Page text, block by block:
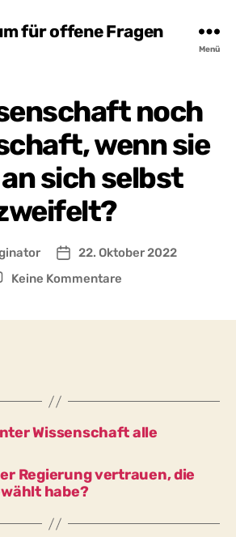
für offene Fragen
Menü
noch
wenn sie
sich selbst
Beitragsdatum
22. Oktober 2022
Keine Kommentarezu
nicht
sich
zweifelt?
Wissenschaft alle
Regierung vertrauen, die
habe?